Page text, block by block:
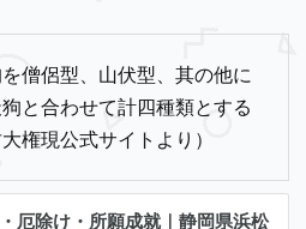
僧侶型、山伏型、其の他に
と合わせて計四種類とする
権現公式サイトより）